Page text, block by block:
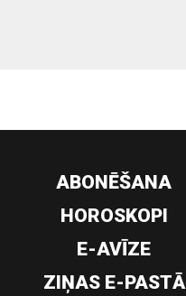
ABONĒŠANA
HOROSKOPI
E-AVĪZE
ZIŅAS E-PASTĀ